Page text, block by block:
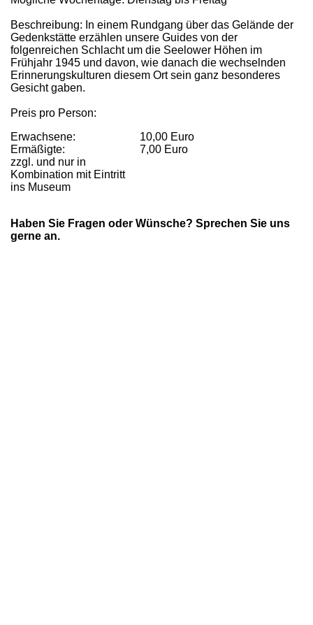
Beschreibung: In einem Rundgang über das Gelände der
Gedenkstätte erzählen unsere Guides von der
folgenreichen Schlacht um die Seelower Höhen im
Frühjahr 1945 und davon, wie danach die wechselnden
Erinnerungskulturen diesem Ort sein ganz besonderes
Gesicht gaben.
Preis pro Person:
Erwachsene:
10,00 Euro
Ermäßigte:
7,00 Euro
zzgl. und nur in
Kombination mit Eintritt
ins Museum
Haben Sie Fragen oder Wünsche? Sprechen Sie uns
gerne an.